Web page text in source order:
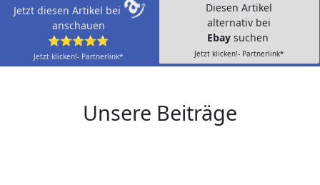
Jetzt diesen Artikel bei
anschauen
⭐⭐⭐⭐⭐
Jetzt klicken!- Partnerlink*
Diesen Artikel
alternativ bei
Ebay suchen
Jetzt klicken!- Partnerlink*
Unsere Beiträge